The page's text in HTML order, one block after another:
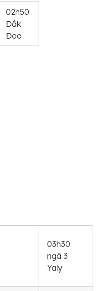
02h50:
Đắk
Đoa
03h30:
ngã 3
Yaly